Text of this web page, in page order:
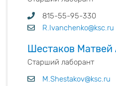
815-55-95-330
R.Ivanchenko@ksc.ru
Шестаков Матвей
Старший лаборант
M.Shestakov@ksc.ru